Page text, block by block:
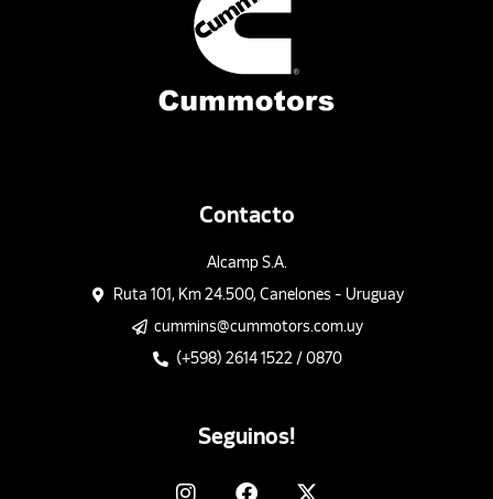
Contacto
Alcamp S.A.
Ruta 101, Km 24.500, Canelones - Uruguay
cummins@cummotors.com.uy
(+598) 2614 1522 / 0870
Seguinos!